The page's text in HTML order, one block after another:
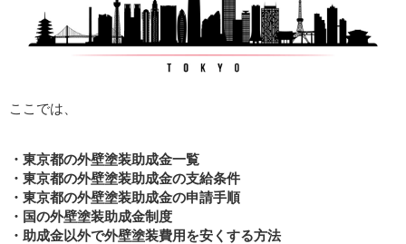
ここでは、
・東京都の外壁塗装助成金一覧
・東京都の外壁塗装助成金の支給条件
・東京都の外壁塗装助成金の申請手順
・国の外壁塗装助成金制度
・助成金以外で外壁塗装費用を安くする方法